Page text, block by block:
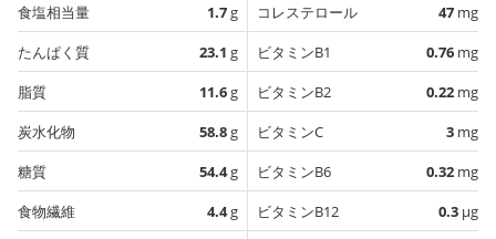
食塩相当量
1.7g
たんぱく質
23.1 g
脂質
11.6g
炭水化物
58.8g
糖質
54.4g
食物繊維
4.4g
コレステロール
47 mg
ビタミンB1
0.76 mg
ビタミンB2
0.22 mg
ビタミンC
3 mg
ビタミンB6
0.32 mg
ビタミンB12
0.3 µg